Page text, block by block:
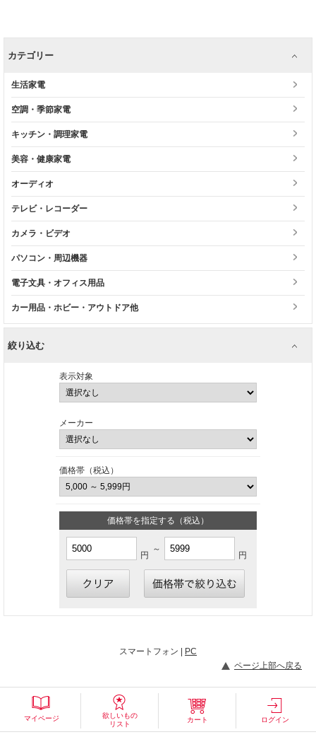
カテゴリー
生活家電
空調・季節家電
キッチン・調理家電
美容・健康家電
オーディオ
テレビ・レコーダー
カメラ・ビデオ
パソコン・周辺機器
電子文具・オフィス用品
カー用品・ホビー・アウトドア他
絞り込む
表示対象
メーカー
価格帯（税込）
価格帯を指定する（税込）
円
～
円
スマートフォン |
PC
ページ上部へ戻る
マイページ
欲しいもの
リスト
カート ログイン